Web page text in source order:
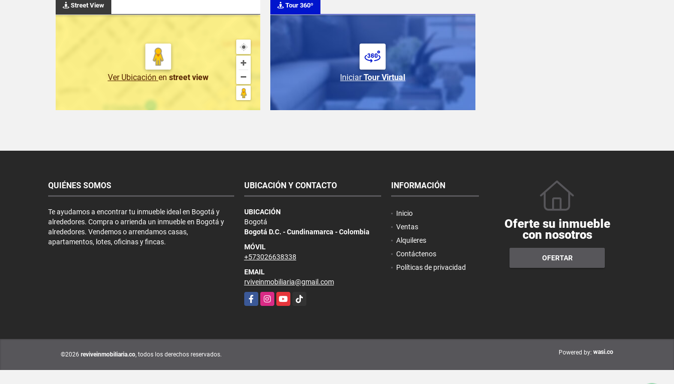
Street View
Ver Ubicación en street view
Tour 360º
IniciarTour Virtual
QUIÉNES SOMOS
Te ayudamos a encontrar tu inmueble ideal en Bogotá y
alrededores. Compra o arrienda un inmueble en Bogotá y
alrededores. Vendemos o arrendamos casas,
apartamentos, lotes, oficinas y fincas.
UBICACIÓN Y CONTACTO
UBICACIÓN
Bogotá
Bogotá D.C. - Cundinamarca - Colombia
MÓVIL
+573026638338
EMAIL
rviveinmobiliaria@gmail.com
FacebookInstagramYouTubeTikTok
INFORMACIÓN
Inicio
Ventas
Alquileres
Contáctenos
Políticas de privacidad
Oferte su inmueble
con nosotros
OFERTAR
©2026 reviveinmobiliaria.co, todos los derechos reservados. Powered by: wasi.co